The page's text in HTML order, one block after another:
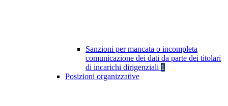
Sanzioni per mancata o incompleta
comunicazione dei dati da parte dei titolari
di incarichi dirigenziali 1
Posizioni organizzative